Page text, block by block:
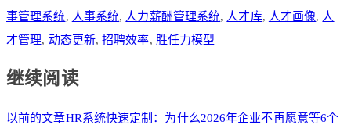
事管理系统, 人事系统, 人力薪酬管理系统, 人才库, 人才画像, 人
才管理, 动态更新,招聘效率, 胜任力模型
继续阅读
以前的文章HR系统快速定制：为什么2026年企业不再愿意等6个